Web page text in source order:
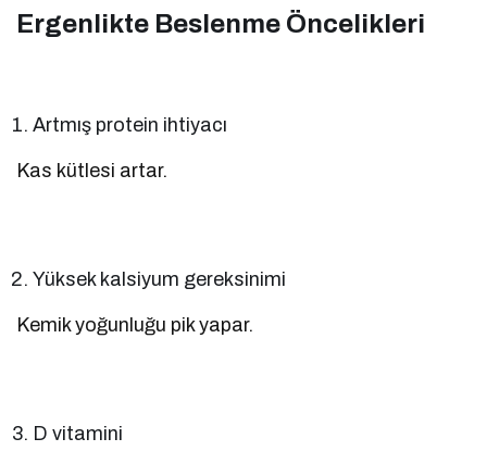
Ergenlikte Beslenme Öncelikleri
Artmış protein ihtiyacı
Kas kütlesi artar.
Yüksek kalsiyum gereksinimi
Kemik yoğunluğu pik yapar.
D vitamini